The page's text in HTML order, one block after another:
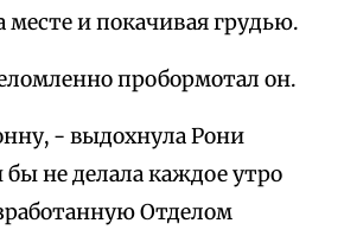
и покачивая грудью.
пробормотал он.
- выдохнула Рони
не делала каждое утро
Отделом